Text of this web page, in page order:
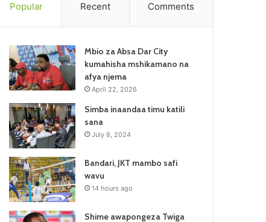
Popular Recent Comments
Mbio za Absa Dar City
kumahisha mshikamano na
afya njema
April 22, 2026
Simba inaandaa timu katili
sana
July 8, 2024
Bandari, JKT mambo safi
wavu
14 hours ago
Shime awapongeza Twiga